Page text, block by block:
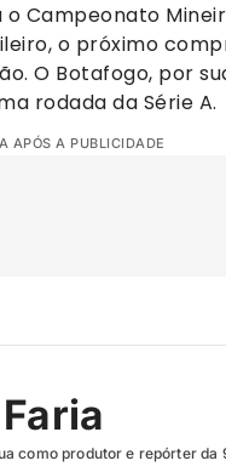
Campeonato
o próximo
O Botafogo, por
rodada da Série A.
APÓS A PUBLICIDADE
como produtor e repórter da